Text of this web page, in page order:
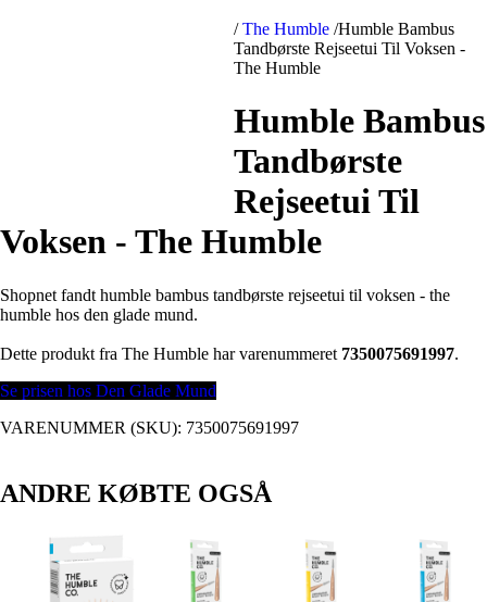
/ The Humble /Humble Bambus
Tandbørste Rejseetui Til Voksen -
The Humble
Humble Bambus
Tandbørste
Rejseetui Til
Voksen - The Humble
Shopnet fandt humble bambus tandbørste rejseetui til voksen - the
humble hos den glade mund.
Dette produkt fra The Humble har varenummeret 7350075691997.
Se prisen hos Den Glade Mund
VARENUMMER (SKU): 7350075691997
ANDRE KØBTE OGSÅ